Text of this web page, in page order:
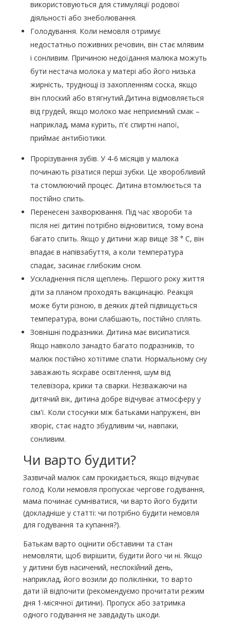
використовуються для стимуляції родової
діяльності або знеболювання.
Голодування. Коли немовля отримує
недостатньо поживних речовин, він стає млявим
і сонливим. Причиною недоїдання малюка можуть
бути нестача молока у матері або його низька
жирність, труднощі із захопленням соска, якщо
він плоский або втягнутий.Дитина відмовляється
від грудей, якщо молоко має неприємний смак –
наприклад, мама курить, п'є спиртні напої,
приймає антибіотики.
Прорізування зубів. У 4-6 місяців у малюка
починають різатися перші зубки. Це хворобливий
та стомлюючий процес. Дитина втомлюється та
постійно спить.
Перенесені захворювання. Під час хвороби та
після неї дитині потрібно відновитися, тому вона
багато спить. Якщо у дитини жар вище 38 ° С, він
впадає в напівзабуття, а коли температура
спадає, засинає глибоким сном.
Ускладнення після щеплень. Першого року життя
діти за планом проходять вакцинацію. Реакція
може бути різною, в деяких дітей підвищується
температура, вони слабшають, постійно сплять.
Зовнішні подразники. Дитина має висипатися.
Якщо навколо занадто багато подразників, то
малюк постійно хотітиме спати. Нормальному сну
заважають яскраве освітлення, шум від
телевізора, крики та сварки. Незважаючи на
дитячий вік, дитина добре відчуває атмосферу у
сім'ї. Коли стосунки між батьками напружені, він
хворіє, стає надто збудливим чи, навпаки,
сонливим.
Чи варто будити?
Зазвичай малюк сам прокидається, якщо відчуває
голод. Коли немовля пропускає чергове годування,
мама починає сумніватися, чи варто його будити
(докладніше у статті: чи потрібно будити немовля
для годування та купання?).
Батькам варто оцінити обставини та стан
немовляти, щоб вирішити, будити його чи ні. Якщо
у дитини був насичений, неспокійний день,
наприклад, його возили до поліклініки, то варто
дати їй відпочити (рекомендуємо прочитати режим
дня 1-місячної дитини). Пропуск або затримка
одного годування не завдадуть шкоди.